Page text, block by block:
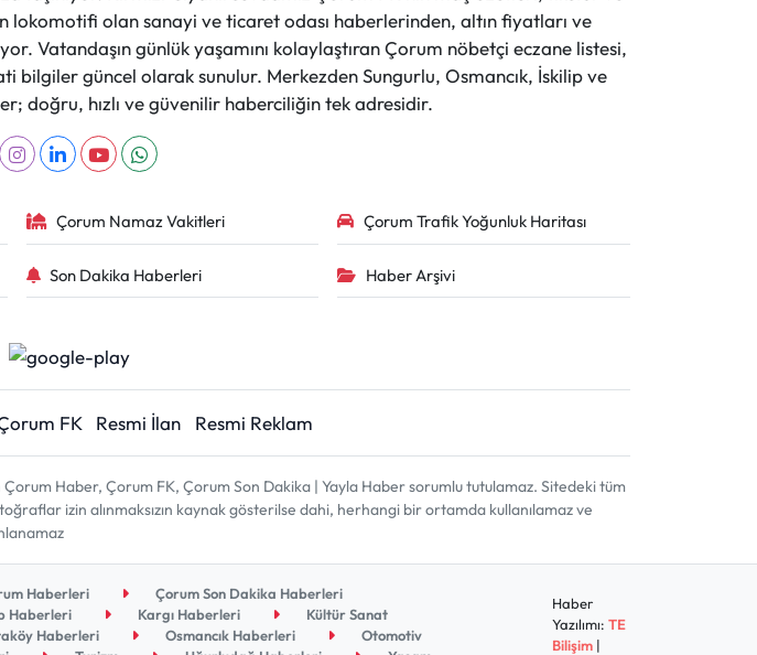
olan sanayi ve ticaret odası haberlerinden, altın fiyatları ve
Vatandaşın günlük yaşamını kolaylaştıran Çorum nöbetçi eczane listesi,
güncel olarak sunulur. Merkezden Sungurlu, Osmancık, İskilip ve
doğru, hızlı ve güvenilir haberciliğin tek adresidir.
Çorum Namaz Vakitleri Çorum Trafik Yoğunluk Haritası
Son Dakika Haberleri Haber Arşivi
FK Resmi İlan Resmi Reklam
Haber, Çorum FK, Çorum Son Dakika | Yayla Haber sorumlu tutulamaz. Sitedeki tüm
izin alınmaksızın kaynak gösterilse dahi, herhangi bir ortamda kullanılamaz ve
Haberleri
Çorum Son Dakika Haberleri
Haberleri Kargı Haberleri
Kültür Sanat
Haberleri Osmancık Haberleri
Otomotiv
Haber
Yazılımı:TE
Bilişim |